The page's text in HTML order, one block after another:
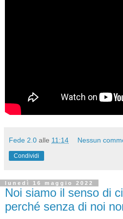
Fede 2.0 alle 11:14 Nessun
Condividi
lunedì 16 maggio 2022
Noi siamo il senso di
perché senza di noi